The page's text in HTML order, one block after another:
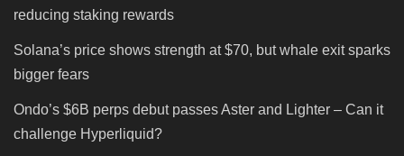
reducing staking rewards
Solana’s price shows strength at $70, but whale exit sparks
bigger fears
Ondo’s $6B perps debut passes Aster and Lighter – Can it
challenge Hyperliquid?